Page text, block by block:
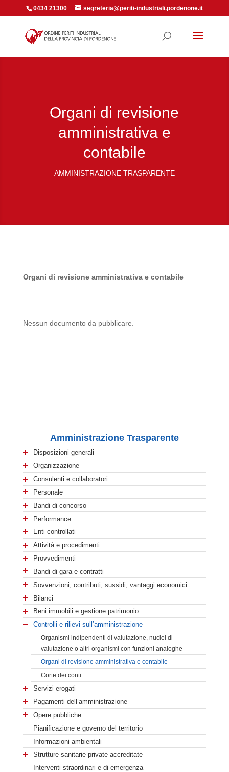
0434 21300 segreteria@periti-industriali.pordenone.it
Organi di revisione
amministrativa e
contabile
AMMINISTRAZIONE TRASPARENTE
Organi di revisione amministrativa e contabile
Nessun documento da pubblicare.
Amministrazione Trasparente
Disposizioni generali
Organizzazione
Consulenti e collaboratori
Personale
Bandi di concorso
Performance
Enti controllati
Attività e procedimenti
Provvedimenti
Bandi di gara e contratti
Sovvenzioni, contributi, sussidi, vantaggi economici
Bilanci
Beni immobili e gestione patrimonio
Controlli e rilievi sull’amministrazione
Organismi indipendenti di valutazione, nuclei di
valutazione o altri organismi con funzioni analoghe
Organi di revisione amministrativa e contabile
Corte dei conti
Servizi erogati
Pagamenti dell’amministrazione
Opere pubbliche
Pianificazione e governo del territorio
Informazioni ambientali
Strutture sanitarie private accreditate
Interventi straordinari e di emergenza